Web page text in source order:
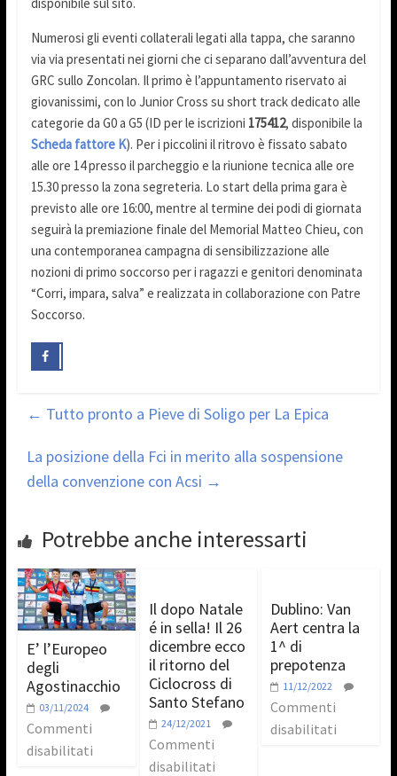
Numerosi gli eventi collaterali legati alla tappa, che saranno
via via presentati nei giorni che ci separano dall’avventura del
GRC sullo Zoncolan. Il primo è l’appuntamento riservato ai
giovanissimi, con lo Junior Cross su short track dedicato alle
categorie da G0 a G5 (ID per le iscrizioni 175412, disponibile la
Scheda fattore K). Per i piccolini il ritrovo è fissato sabato
alle ore 14 presso il parcheggio e la riunione tecnica alle ore
15.30 presso la zona segreteria. Lo start della prima gara è
previsto alle ore 16:00, mentre al termine dei podi di giornata
seguirà la premiazione finale del Memorial Matteo Chieu, con
una contemporanea campagna di sensibilizzazione alle
nozioni di primo soccorso per i ragazzi e genitori denominata
“Corri, impara, salva” e realizzata in collaborazione con Patre
Soccorso.
← Tutto pronto a Pieve di Soligo per La Epica
La posizione della Fci in merito alla sospensione
della convenzione con Acsi →
Potrebbe anche interessarti
E’ l’Europeo
degli
Agostinacchio
03/11/2024
Commenti
disabilitati
Il dopo Natale
é in sella! Il 26
dicembre ecco
il ritorno del
Ciclocross di
Santo Stefano
24/12/2021
Commenti
disabilitati
Dublino: Van
Aert centra la
1^ di
prepotenza
11/12/2022
Commenti
disabilitati